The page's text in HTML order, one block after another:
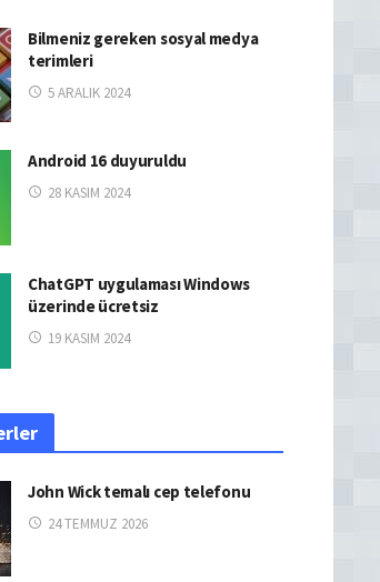
Bilmeniz gereken sosyal medya
terimleri
5 ARALIK 2024
Android 16 duyuruldu
28 KASIM 2024
ChatGPT uygulaması Windows
üzerinde ücretsiz
19 KASIM 2024
John Wick temalı cep telefonu
24 TEMMUZ 2026